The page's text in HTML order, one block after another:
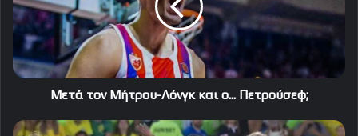
και
ο...
Πετρούσεφ;
Μετά τον Μήτρου-Λόνγκ και ο... Πετρούσεφ;
Τα